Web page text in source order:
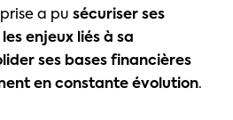
a pu sécuriser ses
enjeux liés à sa
ses bases financières
en constante évolution.